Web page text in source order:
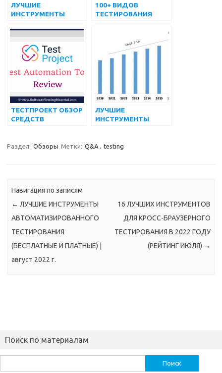
ЛУЧШИЕ
ИНСТРУМЕНТЫ
НОГО
(БЕСПЛАТНЫЕ И
ПЛАТНЫЕ) | август
2022 г.
100+ ВИДОВ
ТЕСТИРОВАНИЯ
ПОЛНЫЙ СПИСОК
ТЕСТПРОЕКТ ОБЗОР
СРЕДСТВ
МАТЕРИАЛАМ ДЛЯ
ЛУЧШИЕ
ИНСТРУМЕНТЫ
(БЕСПЛАТНЫЕ И
Раздел: Обзоры Метки: Q&A , testing
Навигация по записям
← ЛУЧШИЕ ИНСТРУМЕНТЫ
АВТОМАТИЗИРОВАННОГО
ТЕСТИРОВАНИЯ
(БЕСПЛАТНЫЕ И ПЛАТНЫЕ) |
август 2022 г.
16 ЛУЧШИХ ИНСТРУМЕНТОВ
ДЛЯ КРОСС-БРАУЗЕРНОГО
ТЕСТИРОВАНИЯ В 2022 ГОДУ
(РЕЙТИНГ ИЮЛЯ) →
Поиск по материалам